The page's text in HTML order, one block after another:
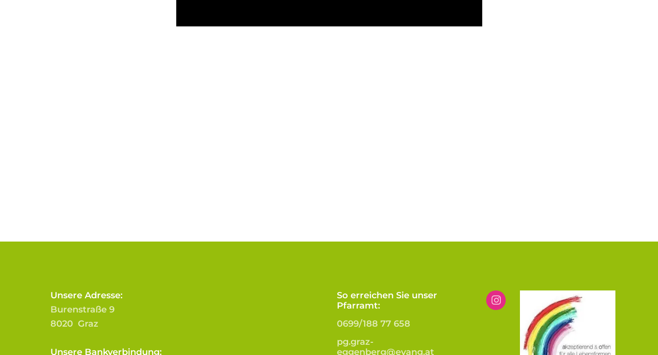
Unsere Adresse:
Burenstraße 9
8020 Graz
Unsere Bankverbindung:
So erreichen Sie unser
Pfarramt:
0699/188 77 658
pg.graz-
eggenberg@evang.at